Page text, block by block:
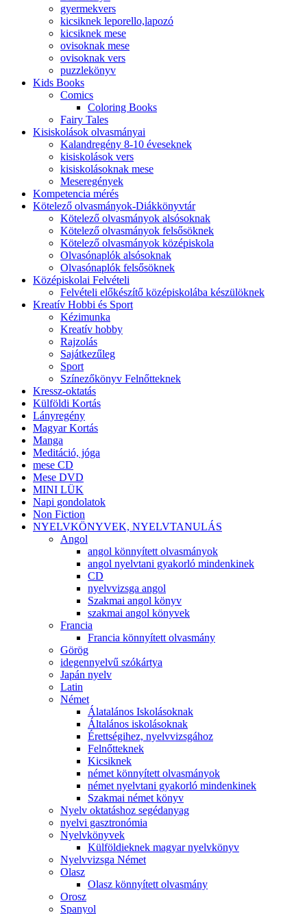
gyermekvers
kicsiknek leporello,lapozó
kicsiknek mese
ovisoknak mese
ovisoknak vers
puzzlekönyv
Kids Books
Comics
Coloring Books
Fairy Tales
Kisiskolások olvasmányai
Kalandregény 8-10 éveseknek
kisiskolások vers
kisiskolásoknak mese
Meseregények
Kompetencia mérés
Kötelező olvasmányok-Diákkönyvtár
Kötelező olvasmányok alsósoknak
Kötelező olvasmányok felsősöknek
Kötelező olvasmányok középiskola
Olvasónaplók alsósoknak
Olvasónaplók felsősöknek
Középiskolai Felvételi
Felvételi előkészítő középiskolába készülöknek
Kreatív Hobbi és Sport
Kézimunka
Kreatív hobby
Rajzolás
Sajátkezűleg
Sport
Színezőkönyv Felnőtteknek
Kressz-oktatás
Külföldi Kortás
Lányregény
Magyar Kortás
Manga
Meditáció, jóga
mese CD
Mese DVD
MINI LÜK
Napi gondolatok
Non Fiction
NYELVKÖNYVEK, NYELVTANULÁS
Angol
angol könnyített olvasmányok
angol nyelvtani gyakorló mindenkinek
CD
nyelvvizsga angol
Szakmai angol könyv
szakmai angol könyvek
Francia
Francia könnyített olvasmány
Görög
idegennyelvű szókártya
Japán nyelv
Latin
Német
Álatalános Iskolásoknak
Általános iskolásoknak
Érettségihez, nyelvvizsgához
Felnőtteknek
Kicsiknek
német könnyített olvasmányok
német nyelvtani gyakorló mindenkinek
Szakmai német könyv
Nyelv oktatáshoz segédanyag
nyelvi gasztronómia
Nyelvkönyvek
Külföldieknek magyar nyelvkönyv
Nyelvvizsga Német
Olasz
Olasz könnyített olvasmány
Orosz
Spanyol